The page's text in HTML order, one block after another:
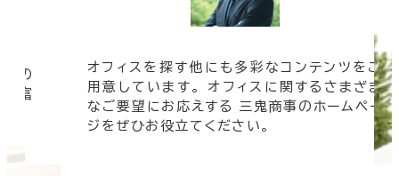
の
豊富
オフィスを探す他にも多彩なコンテンツをご
用意しています。 オフィスに関するさまざま
なご要望にお応えする 三鬼商事のホームペー
ジをぜひお役立てください。